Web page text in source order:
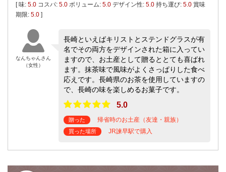
[ 味: 5.0 コスパ: 5.0 ボリューム: 5.0 デザイン性: 5.0 持ち運び: 5.0 賞味
期限: 5.0 ]
なんちゃんさん
（女性）
長崎といえばキリストとステンドグラスが有
名でその両方をデザインされた箱に入ってい
ますので、お土産として贈るととても喜ばれ
ます。抹茶味で風味がよくさっぱりした食べ
応えです。長崎県のお茶を使用していますの
で、長崎の味を楽しめるお菓子です。
5.0
贈った 帰省時のお土産（友達・親族）
買った場所 JR諫早駅で購入